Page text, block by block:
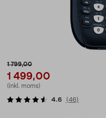
1 799,00
1 499,00
(inkl. moms)
4.6 (46)